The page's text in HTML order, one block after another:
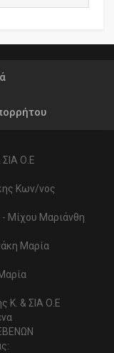
ΣΙΑ Ο.Ε
Κων/νος
Μίχου Μαριάνθη
Μαρία
Κ. & ΣΙΑ Ο.Ε